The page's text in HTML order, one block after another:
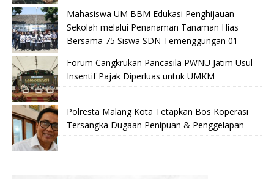
Mahasiswa UM BBM Edukasi Penghijauan
Sekolah melalui Penanaman Tanaman Hias
Bersama 75 Siswa SDN Temenggungan 01
Forum Cangkrukan Pancasila PWNU Jatim Usul
Insentif Pajak Diperluas untuk UMKM
Polresta Malang Kota Tetapkan Bos Koperasi
Tersangka Dugaan Penipuan & Penggelapan